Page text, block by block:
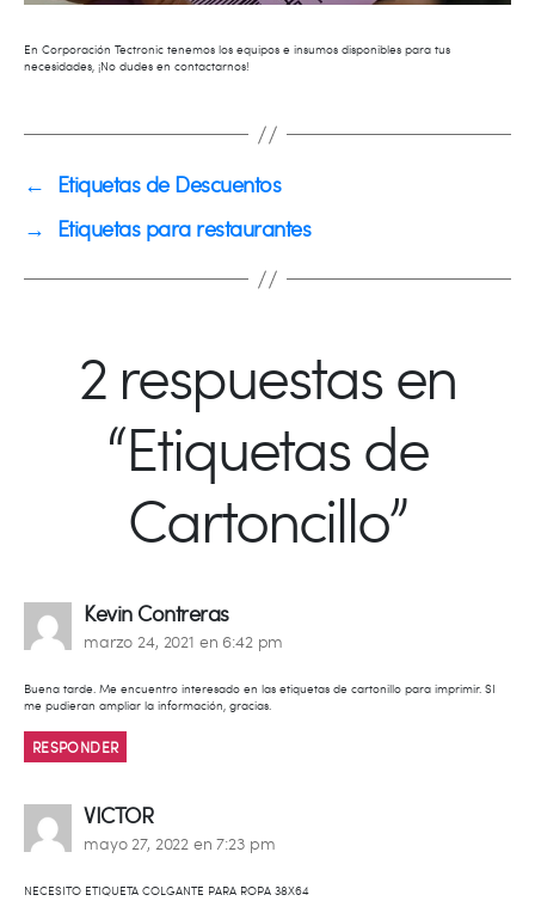
En Corporación Tectronic tenemos los equipos e insumos disponibles para tus
necesidades, ¡No dudes en contactarnos!
← Etiquetas de Descuentos
→ Etiquetas para restaurantes
2 respuestas en
“Etiquetas de
Cartoncillo”
Kevin Contrerasdice:
marzo 24, 2021 en 6:42 pm
Buena tarde. Me encuentro interesado en las etiquetas de cartonillo para imprimir. SI
me pudieran ampliar la información, gracias.
RESPONDER
VICTORdice:
mayo 27, 2022 en 7:23 pm
NECESITO ETIQUETA COLGANTE PARA ROPA 38X64